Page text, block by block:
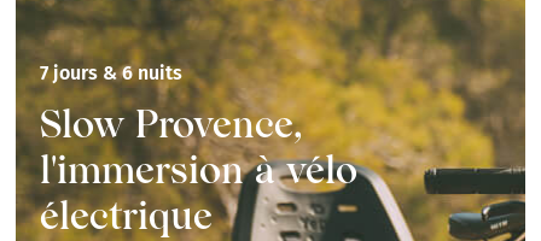
7 jours & 6 nuits
Slow Provence,
l'immersion à vélo
électrique